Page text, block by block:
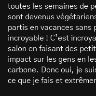
toutes les semaines de
sont devenus
partis en vacances sans
incroyable ! C’est
salon en faisant des
impact sur les gens en
carbone. Donc oui, je
ce que je fais et